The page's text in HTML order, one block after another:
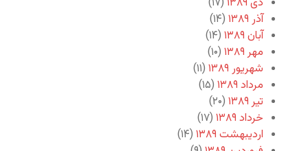
آذر ۱۳۸۹
(۱۴)
آبان ۱۳۸۹
(۱۴)
مهر ۱۳۸۹
(۱۰)
شهریور ۱۳۸۹
(۱۱)
مرداد ۱۳۸۹
(۱۵)
تیر ۱۳۸۹
(۲۰)
خرداد ۱۳۸۹
(۱۷)
اردیبهشت ۱۳۸۹
(۱۴)